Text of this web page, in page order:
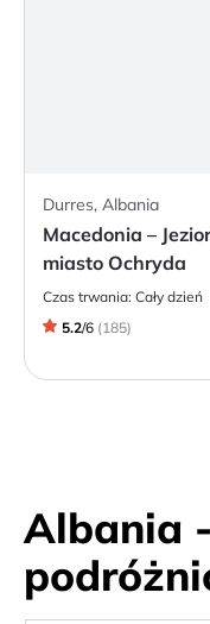
Durres, Albania
Macedonia –
miasto Ochryda
Czas trwania: Cały dzień
5.2/6 (185)
Albania